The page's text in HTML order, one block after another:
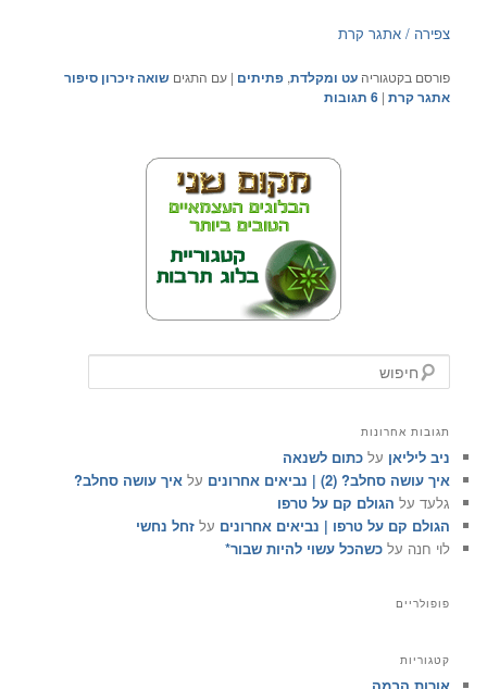
צפירה / אתגר קרת
פורסם בקטגוריה עט ומקלדת,פתיתים |עם התגים שואה זיכרון סיפור
אתגר קרת |
6 תגובות
י
ותגובות אחרונות
ניב ליליאן עלכתום לשנאה
איך עושה סחלב? (2) | נביאים אחרונים
עלאיך עושה סחלב?
גלעד על הגולם קם על טרפו
הגולם קם על טרפו | נביאים אחרונים עלזחל נחשי
לוי חנה עלכשהכל עשוי להיות שבור*
פופולריים
קטגוריות